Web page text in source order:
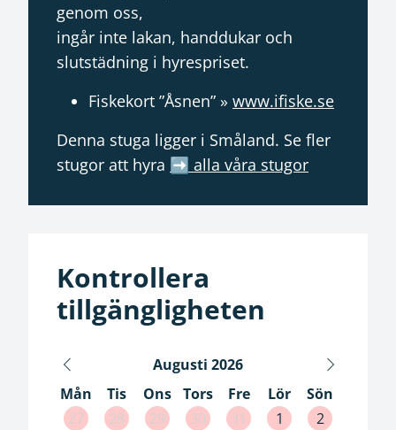
genom oss,
ingår inte lakan, handdukar och
slutstädning i hyrespriset.
Fiskekort ”Åsnen” » www.ifiske.se
Denna stuga ligger i Småland. Se fler
stugor att hyra ➡️ alla våra stugor
Kontrollera
tillgängligheten
Augusti 2026
Mån
Tis Ons Tors Fre Lör
Sön
27
28 29 30 31 1
2